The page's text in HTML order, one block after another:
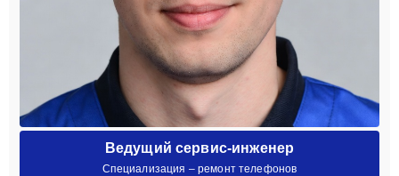
Ведущий сервис-инженер
Специализация – ремонт телефонов